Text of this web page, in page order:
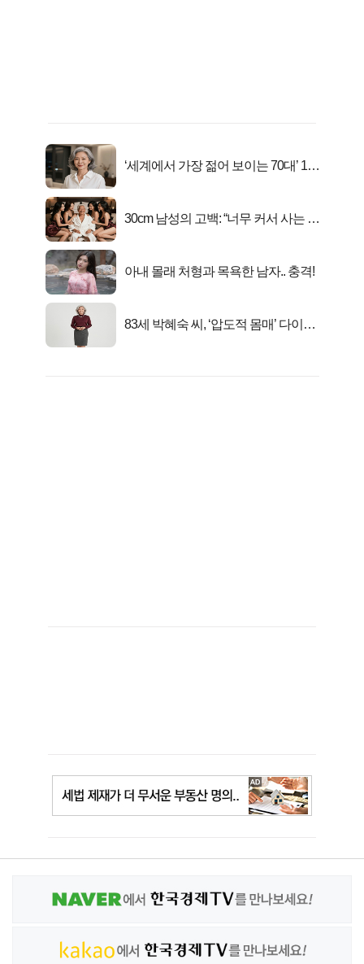
‘세계에서 가장 젊어 보이는 70대’ 1위
30cm 남성의 고백: “너무 커서 사는 게
아내 몰래 처형과 목욕한 남자.. 충격!
83세 박혜숙 씨, ‘압도적 몸매’ 다이어